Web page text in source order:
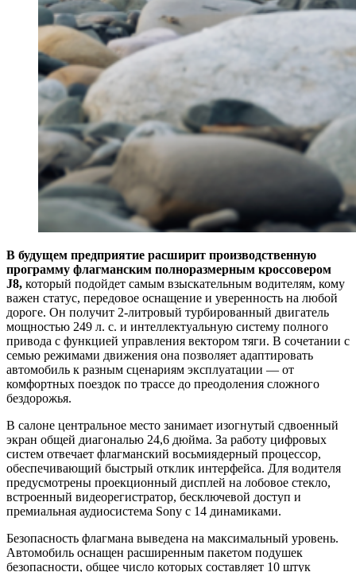
В будущем предприятие расширит производственную
программу флагманским полноразмерным кроссовером
J8, который подойдет самым взыскательным водителям, кому
важен статус, передовое оснащение и уверенность на любой
дороге. Он получит 2-литровый турбированный двигатель
мощностью 249 л. с. и интеллектуальную систему полного
привода с функцией управления вектором тяги. В сочетании с
семью режимами движения она позволяет адаптировать
автомобиль к разным сценариям эксплуатации — от
комфортных поездок по трассе до преодоления сложного
бездорожья.
В салоне центральное место занимает изогнутый сдвоенный
экран общей диагональю 24,6 дюйма. За работу цифровых
систем отвечает флагманский восьмиядерный процессор,
обеспечивающий быстрый отклик интерфейса. Для водителя
предусмотрены проекционный дисплей на лобовое стекло,
встроенный видеорегистратор, бесключевой доступ и
премиальная аудиосистема Sony с 14 динамиками.
Безопасность флагмана выведена на максимальный уровень.
Автомобиль оснащен расширенным пакетом подушек
безопасности, общее число которых составляет 10 штук